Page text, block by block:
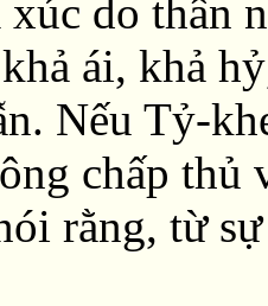
xúc do thân
ái, khả
Nếu Tỷ-
chấp thủ
rằng, từ